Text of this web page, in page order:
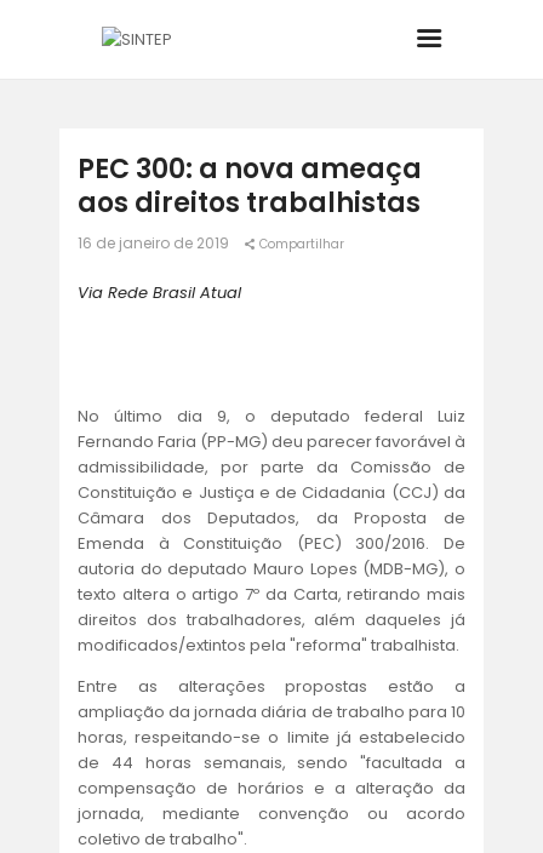
INÍCIO
O SINDICATO
JURÍDICO
NOTÍCIAS
CONVÊNIOS
ACORDOS E CONVENÇÕES
FALE CONOSCO
PEC 300: a nova ameaça
aos direitos trabalhistas
16 de janeiro de 2019 Compartilhar
Via Rede Brasil Atual
No último dia 9, o deputado federal Luiz
Fernando Faria (PP-MG) deu parecer favorável à
admissibilidade, por parte da Comissão de
Constituição e Justiça e de Cidadania (CCJ) da
Câmara dos Deputados, da Proposta de
Emenda à Constituição (PEC) 300/2016. De
autoria do deputado Mauro Lopes (MDB-MG), o
texto altera o artigo 7º da Carta, retirando mais
direitos dos trabalhadores, além daqueles já
modificados/extintos pela "reforma" trabalhista.
Entre as alterações propostas estão a
ampliação da jornada diária de trabalho para 10
horas, respeitando-se o limite já estabelecido
de 44 horas semanais, sendo "facultada a
compensação de horários e a alteração da
jornada, mediante convenção ou acordo
coletivo de trabalho".